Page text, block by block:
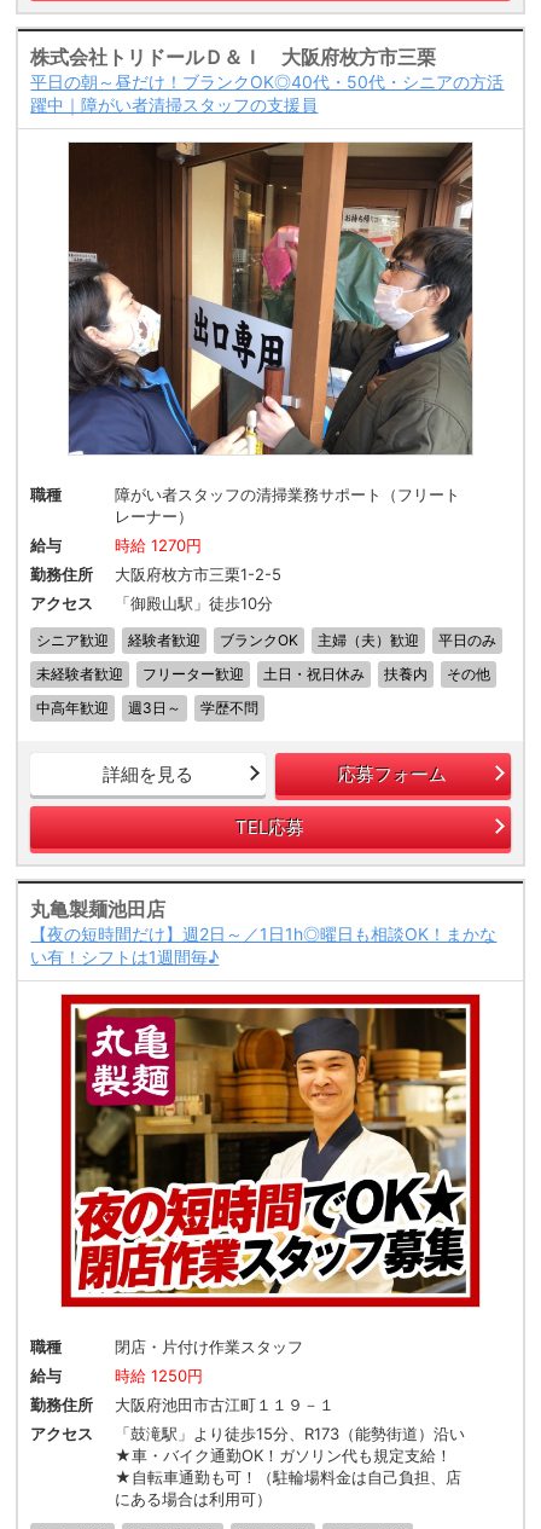
株式会社トリドールＤ＆Ｉ 大阪府枚方市三栗
平日の朝～昼だけ！ブランクOK◎40代・50代・シニアの方活
躍中｜障がい者清掃スタッフの支援員
職種
障がい者スタッフの清掃業務サポート（フリート
レーナー）
給与
時給 1270円
勤務住所
大阪府枚方市三栗1-2-5
アクセス
「御殿山駅」徒歩10分
シニア歓迎 経験者歓迎 ブランクOK 主婦（夫）歓迎
平日のみ
未経験者歓迎
フリーター歓迎 土日・祝日休み 扶養内
その他
中高年歓迎
週3日～ 学歴不問
詳細を見る 応募フォーム
TEL応募
丸亀製麺池田店
【夜の短時間だけ】週2日～／1日1h◎曜日も相談OK！まかな
い有！シフトは1週間毎♪
職種
閉店・片付け作業スタッフ
給与
時給 1250円
勤務住所
大阪府池田市古江町１１９－１
アクセス
「鼓滝駅」より徒歩15分、R173（能勢街道）沿い
★車・バイク通勤OK！ガソリン代も規定支給！
★自転車通勤も可！（駐輪場料金は自己負担、店
にある場合は利用可）